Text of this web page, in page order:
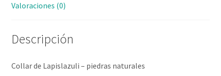
Valoraciones (0)
Descripción
Collar de Lapislazuli – piedras naturales